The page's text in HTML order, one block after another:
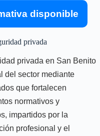
disponible
privada
privada en San Benito
del sector mediante
que fortalecen
normativos y
impartidos por la
profesional y el